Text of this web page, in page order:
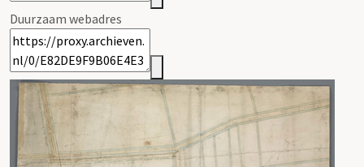
Duurzaam webadres